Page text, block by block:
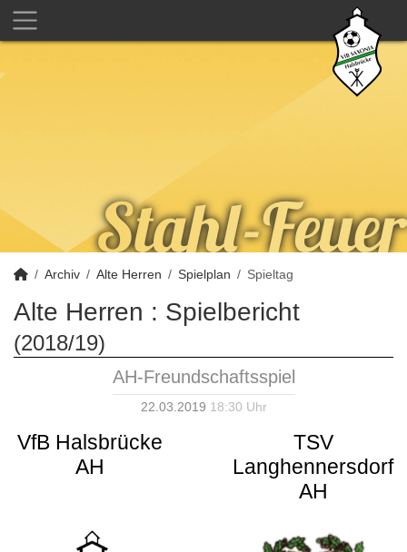
Archiv Alte Herren Spielplan Spieltag
Alte Herren : Spielbericht
(2018/19)
AH-Freundschaftsspiel
22.03.2019 18:30 Uhr
VfB Halsbrücke
AH
TSV
Langhennersdorf
AH